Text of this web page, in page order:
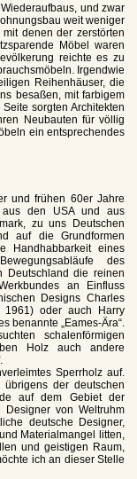
und zwar
weit weniger
denen der zerstörten
Möbel waren
reichte es zu
Irgendwie
Reihenhäuser, die
besaßen, mit farbigem
sorgten Architekten
Neubauten für völlig
ein entsprechendes
und frühen 60er Jahre
aus den USA und aus
zu uns Deutschen
auf die Grundformen
Handhabbarkeit eines
des
Deutschland die reinen
an Einfluss
Designs Charles
oder auch Harry
benannte „Eames-Ära“.
schalenförmigen
Holz auch andere
Sperrholz auf.
der deutschen
auf dem Gebiet der
Designer von Weltruhm
deutsche Designer,
Materialmangel litten,
und geistigen Raum,
ich an dieser Stelle